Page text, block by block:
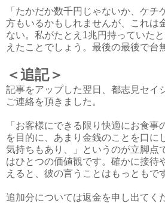
「たかだか数千円じゃないか、ケチ
方もいるかもしれませんが、これは
ない。私がたとえ1兆円持っていた
えたことでしょう。最後の最後で台
＜追記＞
記事をアップした翌日、都志見セイ
ご連絡を頂きました。
「お客様にできる限り快適にお食事
を目的に、あまり金銭のことを口に
気持ちもあり、」というのが立脚点
はひとつの価値観です。確かに接待
えると、彼の言うことはもっともで
追加分については返金を申し出てく